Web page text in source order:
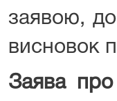
заявою, до
висновок
Заява про